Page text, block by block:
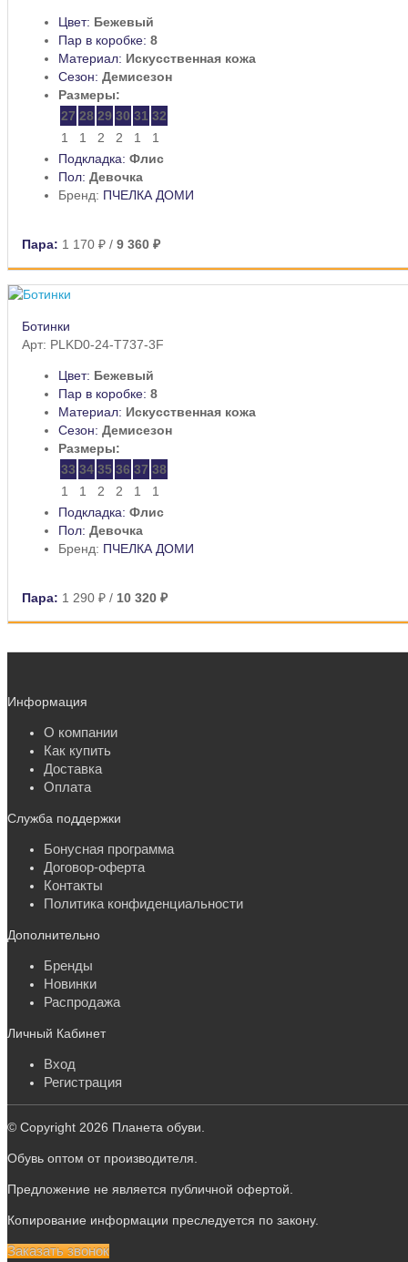
Цвет: Бежевый
Пар в коробке: 8
Материал: Искусственная кожа
Сезон: Демисезон
Размеры:
27 28 29 30 31 32
1
1 2 2 1
1
Подкладка: Флис
Пол: Девочка
Бренд: ПЧЕЛКА ДОМИ
Пара: 1 170 ₽ / 9 360 ₽
Ботинки
Арт: PLKD0-24-T737-3F
Цвет: Бежевый
Пар в коробке: 8
Материал: Искусственная кожа
Сезон: Демисезон
Размеры:
33 34 35 36 37 38
1
1 2 2 1
1
Подкладка: Флис
Пол: Девочка
Бренд: ПЧЕЛКА ДОМИ
Пара: 1 290 ₽ / 10 320 ₽
Информация
О компании
Как купить
Доставка
Оплата
Служба поддержки
Бонусная программа
Договор-оферта
Контакты
Политика конфиденциальности
Дополнительно
Бренды
Новинки
Распродажа
Личный Кабинет
Вход
Регистрация
© Copyright 2026 Планета обуви.
Обувь оптом от производителя.
Предложение не является публичной офертой.
Копирование информации преследуется по закону.
Заказать звонок